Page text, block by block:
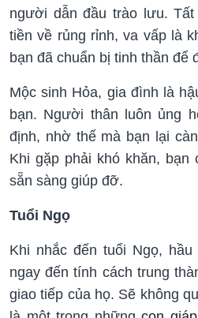
người dẫn đầu trào lưu.
tiền về rủng rỉnh, va vấp là
bạn đã chuẩn bị tinh thần để
Mộc sinh Hỏa, gia đình là
bạn. Người thân luôn ủng
định, nhờ thế mà bạn lại
Khi gặp phải khó khăn, bạn
sẵn sàng giúp đỡ.
Tuổi Ngọ
Khi nhắc đến tuổi Ngọ,
ngay đến tính cách trung
giao tiếp của họ. Sẽ không